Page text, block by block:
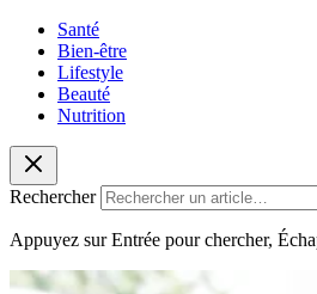
Santé
Bien-être
Lifestyle
Beauté
Nutrition
Rechercher
Appuyez sur Entrée pour chercher,